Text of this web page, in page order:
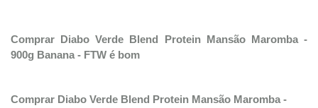
Comprar Diabo Verde Blend Protein Mansão Maromba -
900g Banana - FTW é bom
Comprar Diabo Verde Blend Protein Mansão Maromba -